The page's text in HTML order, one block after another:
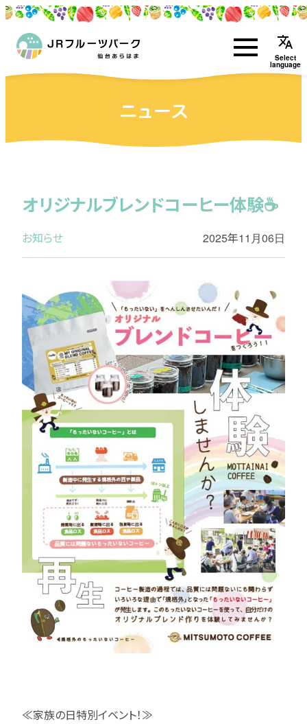
translate
Select
language
ニュース
オリジナルブレンドコーヒー体験☕
お知らせ 2025年11月06日
≪家族の日特別イベント！≫